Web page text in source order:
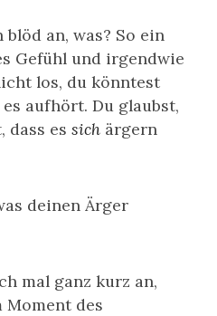
an, was? So ein
Gefühl und irgendwie
los, du könntest
aufhört. Du glaubst,
dass es sich ärgern
deinen Ärger
mal ganz kurz an,
Moment des